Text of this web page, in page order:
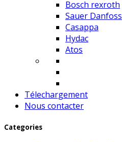
Bosch rexroth
Sauer Danfoss
Casappa
Hydac
Atos
Télechargement
Nous contacter
Categories